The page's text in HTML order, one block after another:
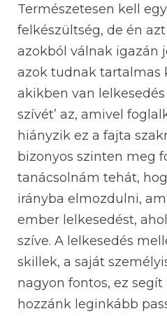
Természetesen kell
felkészültség, de én
azokból válnak igazán
azok tudnak tartalmas
akikben van lelkesedés
szívét’ az, amivel
hiányzik ez a fajta
bizonyos szinten meg
tanácsolnám tehát,
irányba elmozdulni,
ember lelkesedést,
szíve. A lelkesedés
skillek, a saját
nagyon fontos, ez
hozzánk leginkább